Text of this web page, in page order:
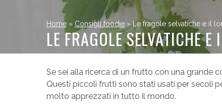
Home » Consigli foodie »Le fragole selvatiche e il
LE FRAGOLE SELVATICHE
Se sei alla ricerca di un frutto con una grande
Questi piccoli frutti sono stati usati per secoli
molto apprezzati in tutto il mondo.